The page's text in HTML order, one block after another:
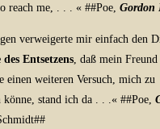
reach me, . . . « ##Poe, Gordon
verweigerte mir einfach den
Entsetzens , daß mein
weiteren Versuch, mich zu
stand ich da . . .« ##Poe,